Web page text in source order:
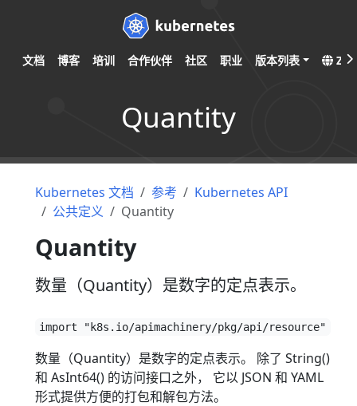
文档 博客 培训 合作伙伴 社区 职业 版本列表
Quantity
Kubernetes 文档 参考
Kubernetes API
公共定义
Quantity
Quantity
数量（Quantity）是数字的定点表示。
import "k8s.io/apimachinery/pkg/api/resource"
数量（Quantity）是数字的定点表示。 除了 String()
和 AsInt64() 的访问接口之外， 它以 JSON 和 YAML
形式提供方便的打包和解包方法。